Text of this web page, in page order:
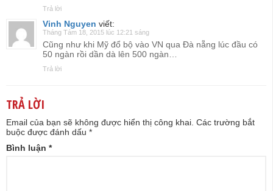
Trả lời
Vinh Nguyen viết:
Tháng Tám 18, 2015 lúc 12:21 sáng
Cũng như khi Mỹ đổ bộ vào VN qua Đà nẵng lúc đầu có
50 ngàn rồi dần dà lên 500 ngàn…
Trả lời
TRẢ LỜI
Email của bạn sẽ không được hiển thị công khai. Các trường bắt
buộc được đánh dấu *
Bình luận *